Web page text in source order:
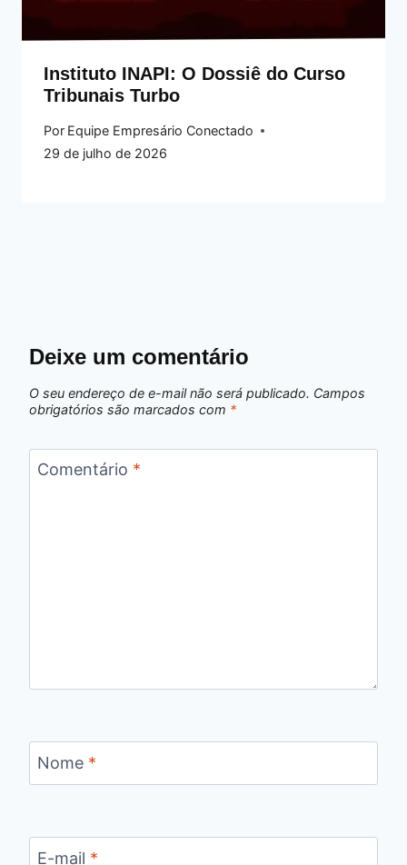
Instituto INAPI: O Dossiê do Curso
Tribunais Turbo
Por Equipe Empresário Conectado
29 de julho de 2026
Deixe um comentário
O seu endereço de e-mail não será publicado. Campos
obrigatórios são marcados com *
Comentário *
Nome *
E-mail *